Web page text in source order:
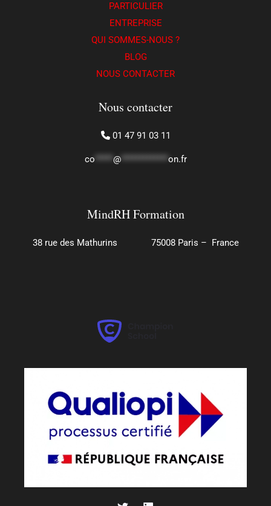
PARTICULIER
ENTREPRISE
QUI SOMMES-NOUS ?
BLOG
NOUS CONTACTER
Nous contacter
01 47 91 03 11
co ***** @************* on.fr
MindRH Formation
38 rue des Mathurins 75008 Paris – France